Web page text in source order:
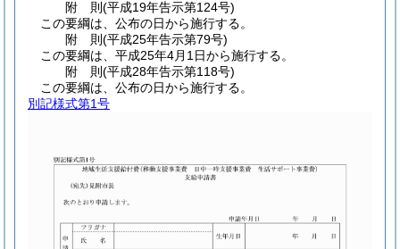
附 則(平成19年告示第124号)
この要綱は、公布の日から施行する。
附 則(平成25年告示第79号)
この要綱は、平成25年4月1日から施行する。
附 則(平成28年告示第118号)
この要綱は、公布の日から施行する。
別記様式第1号